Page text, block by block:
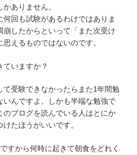
ありません。
何回も試験があるわけではありま
崩したからといって「また次受け
えるものではないのです。
ていますか？
て受験できなかったらまた1年間勉
いんですよ。しかも半端な勉強で
のブログを読んでいる人はとにか
たほうがいいです。
すから何時に起きて朝食をどれく